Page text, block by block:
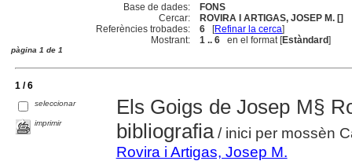
Base de dades:
FONS
Cercar:
ROVIRA I ARTIGAS, JOSEP M. []
Referències trobades:
6 [Refinar la cerca]
Mostrant:
1 .. 6 en el format [Estàndard]
pàgina 1 de 1
1 / 6
seleccionar
imprimir
Els Goigs de Josep M§
bibliografia/ inici per mossèn
Rovira i Artigas, Josep M.